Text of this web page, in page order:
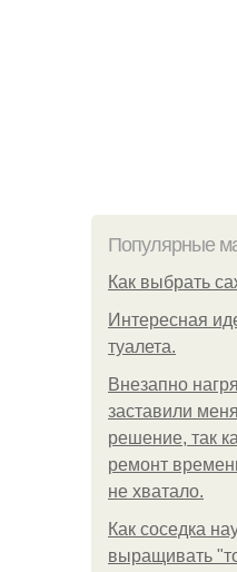
Популярные
Как выбрать
Интересная
туалета.
Внезапно
заставили
решение, так
ремонт
не хватало.
Как соседка
выращивать